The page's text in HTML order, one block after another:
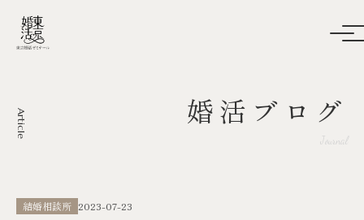
Article 婚活ブログ
Journal
結婚相談所 2023-07-23